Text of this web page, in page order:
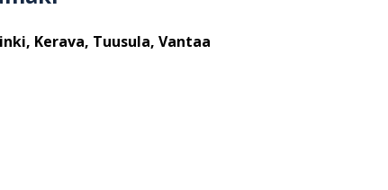
Kerava, Tuusula, Vantaa